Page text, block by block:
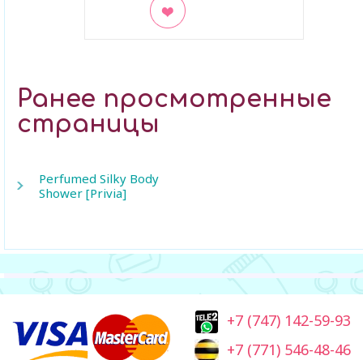
Ранее просмотренные
страницы
Perfumed Silky Body
Shower [Privia]
+7 (747) 142-59-93
+7 (771) 546-48-46